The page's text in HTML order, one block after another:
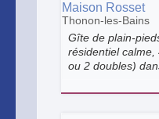
Maison Rosset
Thonon-les-Bains
Gîte de plain-
résidentiel calme,
ou 2 doubles)
Lac Léman.